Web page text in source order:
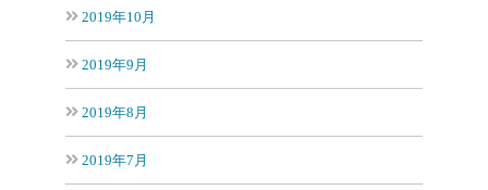
2019年10月
2019年9月
2019年8月
2019年7月